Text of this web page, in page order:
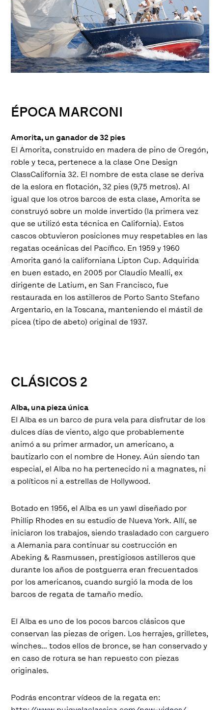
ÉPOCA MARCONI
Amorita, un ganador de 32 pies
El Amorita, construido en madera de pino de Oregón,
roble y teca, pertenece a la clase One Design
ClassCalifornia 32. El nombre de esta clase se deriva
de la eslora en flotación, 32 pies (9,75 metros). Al
igual que los otros barcos de esta clase, Amorita se
construyó sobre un molde invertido (la primera vez
que se utilizó esta técnica en California). Estos
cascos obtuvieron posiciones muy respetables en las
regatas oceánicas del Pacífico. En 1959 y 1960
Amorita ganó la californiana Lipton Cup. Adquirida
en buen estado, en 2005 por Claudio Mealli, ex
dirigente de Latium, en San Francisco, fue
restaurada en los astilleros de Porto Santo Stefano
Argentario, en la Toscana, manteniendo el mástil de
picea (tipo de abeto) original de 1937.
CLÁSICOS 2
Alba, una pieza única
El Alba es un barco de pura vela para disfrutar de los
dulces días de viento, algo que probablemente
animó a su primer armador, un americano, a
bautizarlo con el nombre de Honey. Aún siendo tan
especial, el Alba no ha pertenecido ni a magnates, ni
a políticos ni a estrellas de Hollywood.
Botado en 1956, el Alba es un yawl diseñado por
Phillip Rhodes en su estudio de Nueva York. Allí, se
iniciaron los trabajos, siendo trasladado con carguero
a Alemania para continuar su costrucción en
Abeking & Rasmussen, prestigiosos astilleros que
durante los años de postguerra eran frecuentados
por los americanos, cuando surgió la moda de los
barcos de regata de tamaño medio.
El Alba es uno de los pocos barcos clásicos que
conservan las piezas de origen. Los herrajes, grilletes,
winches… todos ellos de bronce, se han conservado y
en caso de rotura se han repuesto con piezas
originales.
Podrás encontrar vídeos de la regata en: